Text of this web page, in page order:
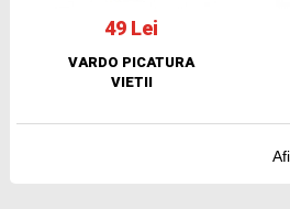
49 Lei
VARDO PICATURA
VIETII